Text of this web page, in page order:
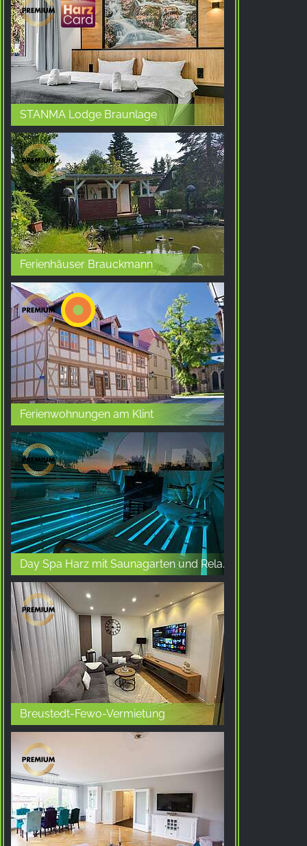
STANMA Lodge Braunlage
Ferienhäuser Brauckmann
Ferienwohnungen am Klint
Day Spa Harz mit Saunagarten und Relaxbereich in Allstedt
Breustedt-Fewo-Vermietung